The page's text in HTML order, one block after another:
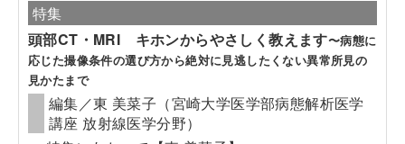
特集
頭部CT・MRI キホンからやさしく教えます〜病態に
応じた撮像条件の選び方から絶対に見逃したくない異常所見の
見かたまで
編集／東 美菜子（宮崎大学医学部病態解析医学
講座 放射線医学分野）